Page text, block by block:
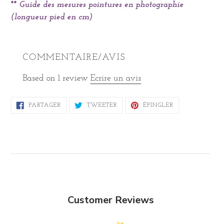
** Guide des mesures pointures en photographie
(longueur pied en cm)
COMMENTAIRE/AVIS
Based on 1 review Ecrire un avis
PARTAGER PARTAGERTWEETER TWEETERÉPINGLER
Customer Reviews